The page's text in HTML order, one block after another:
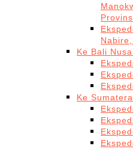
Ke Bali
Ke Sumatera